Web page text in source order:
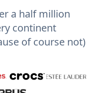
a half million
continent
of course not)